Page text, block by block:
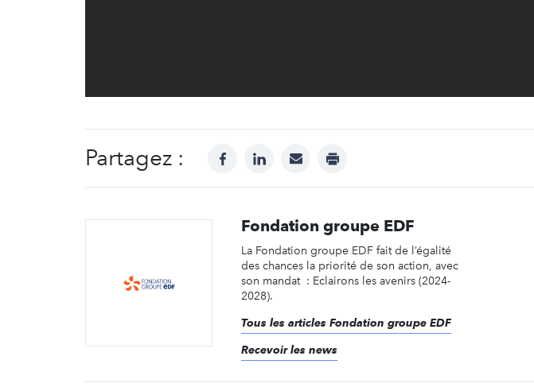
Partagez : facebooklinkedinmail print
Fondation groupe EDF
La Fondation groupe EDF fait de l’égalité
des chances la priorité de son action, avec
son mandat : Eclairons les avenirs (2024-
2028).
Tous les articles Fondation groupe EDF
Recevoir les news